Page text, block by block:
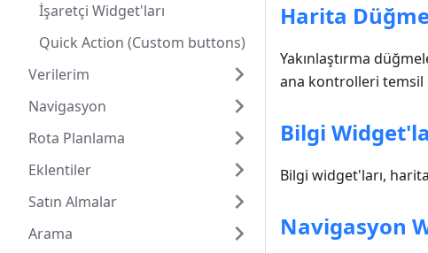
İşaretçi Widget'ları
Quick Action (Custom buttons)
Verilerim
Navigasyon
Rota Planlama
Eklentiler
Satın Almalar
Arama
Harita
Yakınlaştırma
ana kontrolleri temsil
Bilgi
Bilgi widget'ları,
Navigasyon